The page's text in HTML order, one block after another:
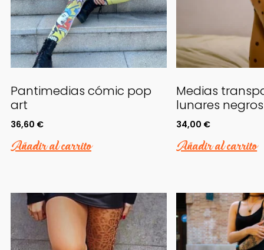
Pantimedias cómic pop
art
36,60 €
Añadir al carrito
Medias
lunares negros
34,00 €
Añadir al carrito